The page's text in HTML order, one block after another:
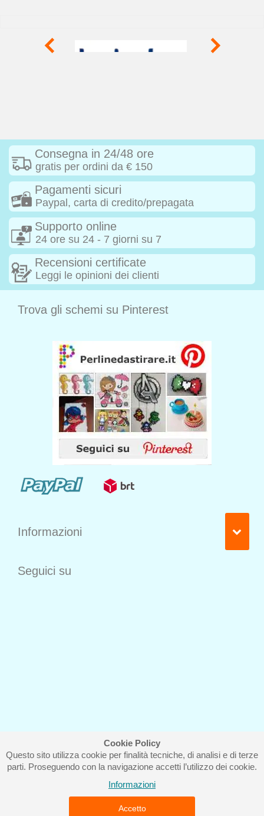
Cookie Policy
Questo sito utilizza cookie per finalità tecniche, di analisi e di terze
parti. Proseguendo con la navigazione accetti l’utilizzo dei cookie.
Informazioni
Accetto
Consegna in 24/48 ore
gratis per ordini da € 150
Pagamenti sicuri
Paypal, carta di credito/prepagata
Supporto online
24 ore su 24 - 7 giorni su 7
Recensioni certificate
Leggi le opinioni dei clienti
Trova gli schemi su Pinterest
Informazioni
Seguici su
Iscriviti alla nostra newsletter
Piccolo Mondo di Ferri Roberta - Via Carlo Pisacane 9/11 57025